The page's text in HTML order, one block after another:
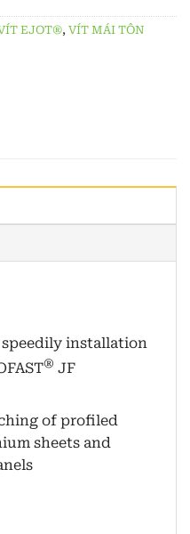
EJOT®, VÍT MÁI TÔN
installation
® JF
of profiled
sheets and